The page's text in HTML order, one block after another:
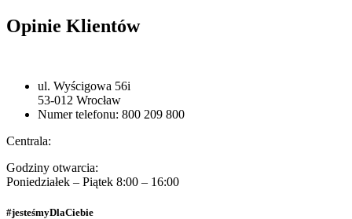
Opinie Klientów
ul. Wyścigowa 56i
53-012 Wrocław
Numer telefonu: 800 209 800
Centrala:
Godziny otwarcia:
Poniedziałek – Piątek 8:00 – 16:00
#jesteśmyDlaCiebie